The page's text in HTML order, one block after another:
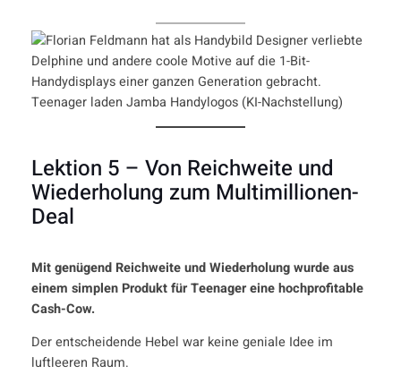
Teenager laden Jamba Handylogos (KI-Nachstellung)
Lektion 5 – Von Reichweite und
Wiederholung zum Multimillionen-
Deal
Mit genügend Reichweite und Wiederholung wurde aus
einem simplen Produkt für Teenager eine hochprofitable
Cash-Cow.
Der entscheidende Hebel war keine geniale Idee im
luftleeren Raum.